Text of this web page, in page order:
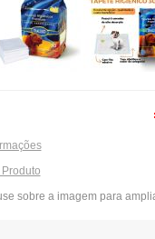
Produto
sobre a imagem para